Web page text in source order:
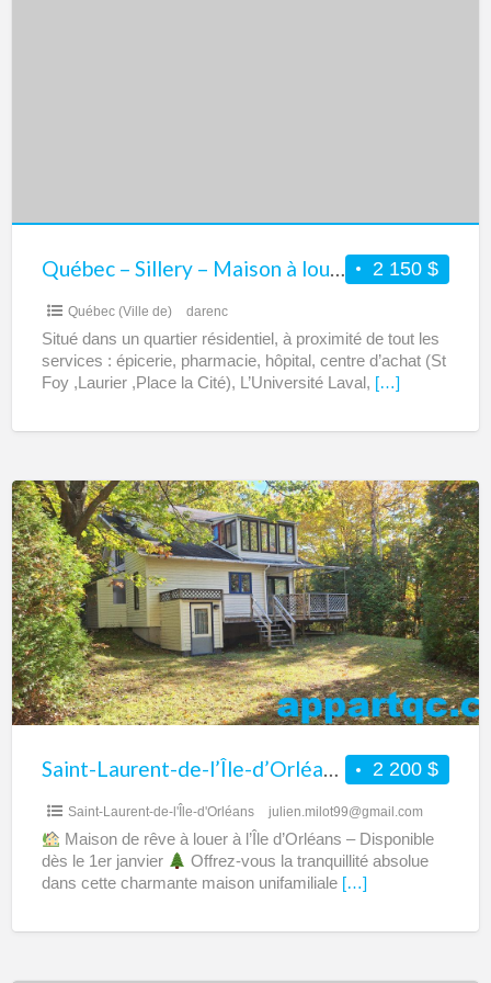
2 150 $
Québec – Sillery – Maison à louer
Québec (Ville de) darenc
Situé dans un quartier résidentiel, à proximité de tout les
services : épicerie, pharmacie, hôpital, centre d’achat (St
Foy ,Laurier ,Place la Cité), L’Université Laval, […]
Saint-
Laurent-
de-
l’Île-
d’Orléans
–
Maison
de
rêve
2 200 $
Saint-Laurent-de-l’Île-d’Orléans – Maison de rêve à louer
Saint-Laurent-de-l'Île-d'Orléans julien.milot99@gmail.com
Maison de rêve à louer à l’Île d’Orléans – Disponible
dès le 1er janvier
Offrez-vous la tranquillité absolue
dans cette charmante maison unifamiliale […]